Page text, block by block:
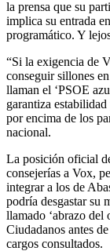
la prensa que su
implica su entrada
programático. Y
“Si la exigencia de
conseguir sillones
llaman el ‘PSOE
garantiza
por encima de los
nacional.
La posición oficial
consejerías a Vox,
integrar a los de
podría desgastar su
llamado ‘abrazo del
Ciudadanos antes
cargos consultados.